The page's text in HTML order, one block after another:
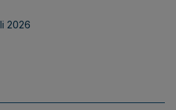
2026